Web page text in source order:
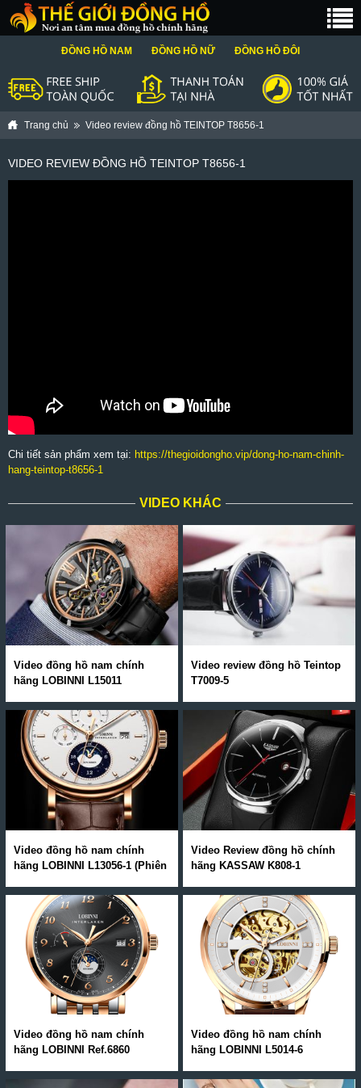
ĐỒNG HỒ NAM ĐỒNG HỒ NỮ ĐỒNG HỒ ĐÔI
Trang chủ Video review đồng hồ TEINTOP T8656-1
VIDEO REVIEW ĐỒNG HỒ TEINTOP T8656-1
Chi tiết sản phẩm xem tại: https://thegioidongho.vip/dong-ho-nam-chinh-
hang-teintop-t8656-1
VIDEO KHÁC
Video đồng hồ nam chính
hãng LOBINNI L15011
Video review đồng hồ Teintop
T7009-5
Video đồng hồ nam chính
hãng LOBINNI L13056-1 (Phiên
Video Review đồng hồ chính
hãng KASSAW K808-1
Video đồng hồ nam chính
hãng LOBINNI Ref.6860
Video đồng hồ nam chính
hãng LOBINNI L5014-6